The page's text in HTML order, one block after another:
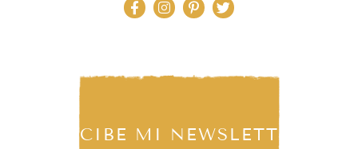
RECIBE MI NEWSLETTER